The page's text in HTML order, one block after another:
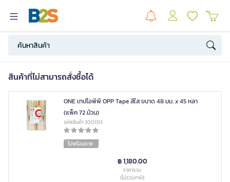
สินค้าที่ไม่สามารถสั่งซื้อได้
ONE เทปโอพีพี OPP Tape สีใส ขนาด 48 มม. x 45 หลา
(แพ็ค 72 ม้วน)
รหัสสินค้า 3001313
ไม่พร้อมขาย
฿ 1,180.00
ราคารวม
(ไม่รวมภาษี)